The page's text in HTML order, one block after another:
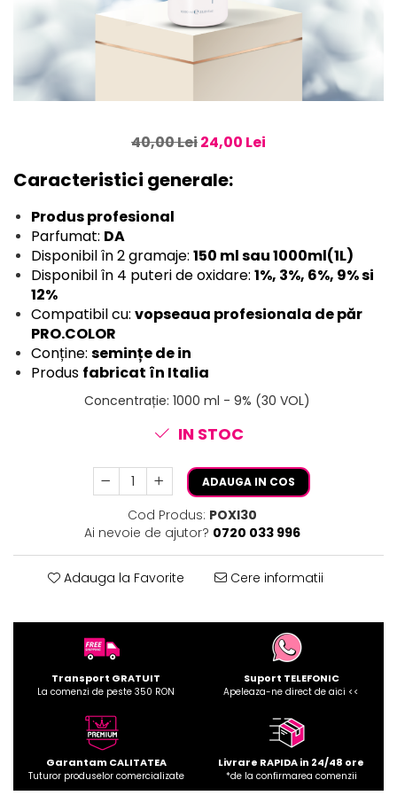
40,00 Lei24,00 Lei
Caracteristici generale:
Produs profesional
Parfumat: DA
Disponibil în 2 gramaje: 150 ml sau 1000ml(1L)
Disponibil în 4 puteri de oxidare: 1%, 3%, 6%, 9% si
12%
Compatibil cu: vopseaua profesionala de păr
PRO.COLOR
Conține: semințe de in
Produs fabricat în Italia
Concentrație: 1000 ml - 9% (30 VOL)
IN STOC
ADAUGA IN COS
Cod Produs: POXI30
Ai nevoie de ajutor? 0720 033 996
Adauga la Favorite Cere informatii
Transport GRATUIT
La comenzi de peste 350 RON
Suport TELEFONIC
Apeleaza-ne direct de aici <<
Garantam CALITATEA
Tuturor produselor comercializate
Livrare RAPIDA in 24/48 ore
*de la confirmarea comenzii